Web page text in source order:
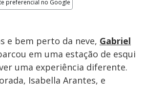
preferencial no Google
e bem perto da neve, Gabriel
em uma estação de esqui
uma experiência diferente.
Isabella Arantes, e